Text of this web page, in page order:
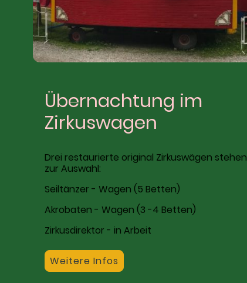
Übernachtung im
Zirkuswagen
Drei restaurierte original Zirkuswägen stehen
zur Auswahl:
Seiltänzer - Wagen (5 Betten)
Akrobaten - Wagen (3 -4 Betten)
Zirkusdirektor - in Arbeit
Weitere Infos